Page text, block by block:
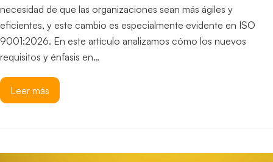
necesidad de que las organizaciones sean más ágiles y
eficientes, y este cambio es especialmente evidente en ISO
9001:2026. En este artículo analizamos cómo los nuevos
requisitos y énfasis en…
Leer más